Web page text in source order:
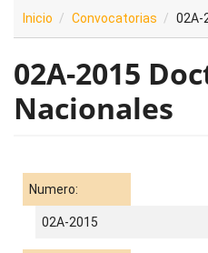
Inicio Convocatorias 02A-
02A-2015
Nacionales
Numero:
02A-2015